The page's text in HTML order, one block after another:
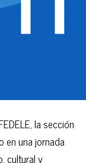
la sección
en una jornada
cultural y